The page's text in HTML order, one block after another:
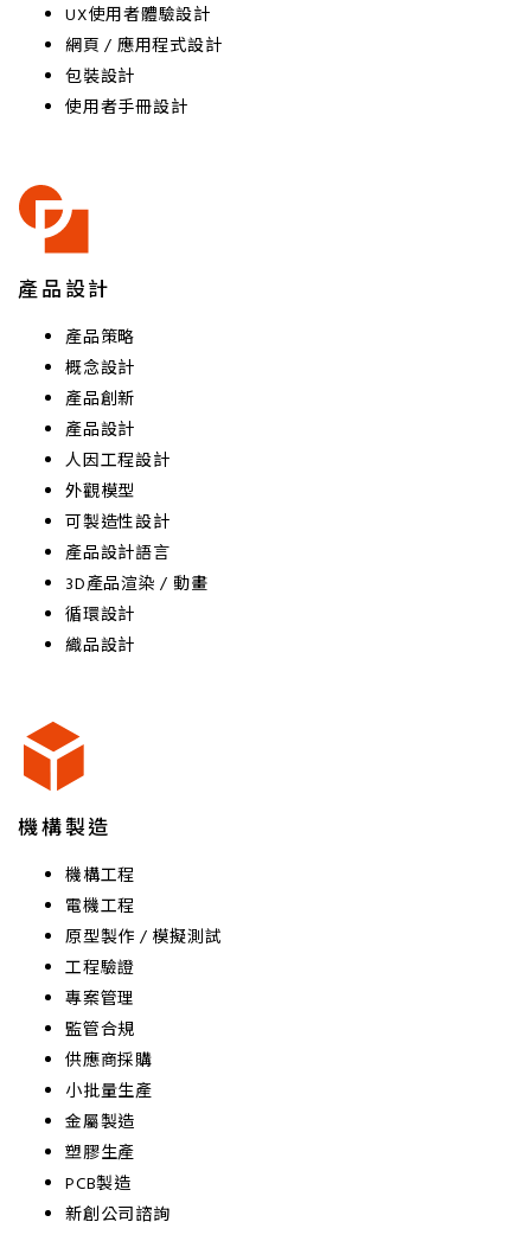
UX使用者體驗設計
網頁 / 應用程式設計
包裝設計
使用者手冊設計
產品設計
產品策略
概念設計
產品創新
產品設計
人因工程設計
外觀模型
可製造性設計
產品設計語言
3D產品渲染 / 動畫
循環設計
織品設計
機構製造
機構工程
電機工程
原型製作 / 模擬測試
工程驗證
專案管理
監管合規
供應商採購
小批量生產
金屬製造
塑膠生產
PCB製造
新創公司諮詢